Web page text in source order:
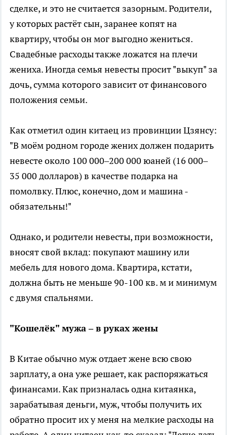
сделке, и это не считается зазорным. Родители,
у которых растёт сын, заранее копят на
квартиру, чтобы он мог выгодно жениться.
Свадебные расходы также ложатся на плечи
жениха. Иногда семья невесты просит "выкуп" за
дочь, сумма которого зависит от финансового
положения семьи.
Как отметил один китаец из провинции Цзянсу:
"В моём родном городе жених должен подарить
невесте около 100 000–200 000 юаней (16 000–
35 000 долларов) в качестве подарка на
помолвку. Плюс, конечно, дом и машина -
обязательны!"
Однако, и родители невесты, при возможности,
вносят свой вклад: покупают машину или
мебель для нового дома. Квартира, кстати,
должна быть не меньше 90-100 кв. м и минимум
с двумя спальнями.
"Кошелёк" мужа – в руках жены
В Китае обычно муж отдает жене всю свою
зарплату, а она уже решает, как распоряжаться
финансами. Как призналась одна китаянка,
зарабатывая деньги, муж, чтобы получить их
обратно просит их у меня на мелкие расходы на